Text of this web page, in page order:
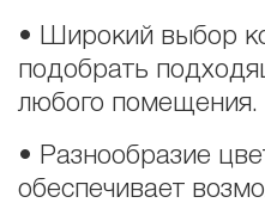
• Широкий выбор
подобрать
любого помещения.
• Разнообразие
обеспечивает